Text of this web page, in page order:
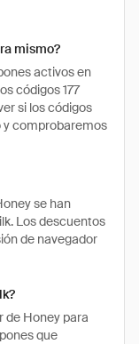
mismo?
activos en
códigos 177
si los códigos
y comprobaremos
se han
Los descuentos
de navegador
de Honey para
que